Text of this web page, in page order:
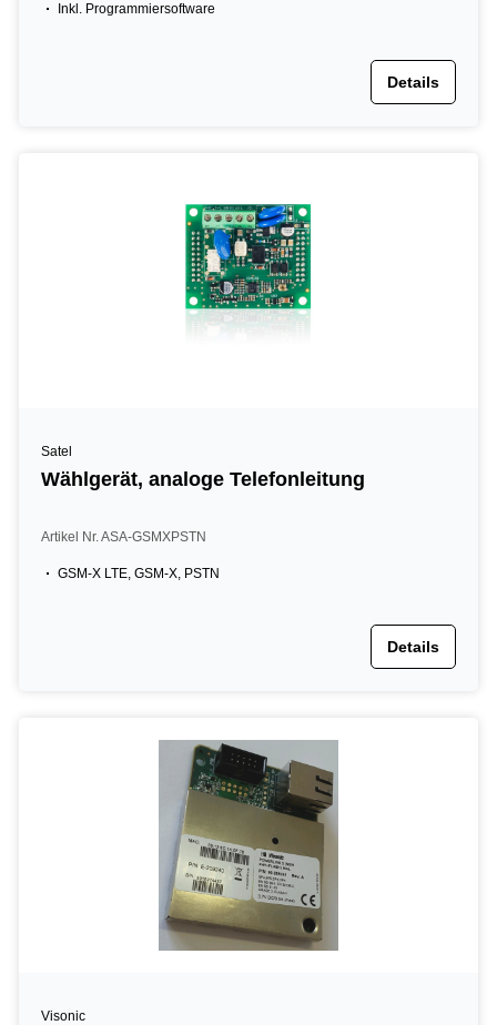
Inkl. Programmiersoftware
Details
Satel
Wählgerät, analoge Telefonleitung
Artikel Nr. ASA-GSMXPSTN
GSM-X LTE, GSM-X, PSTN
Details
Visonic